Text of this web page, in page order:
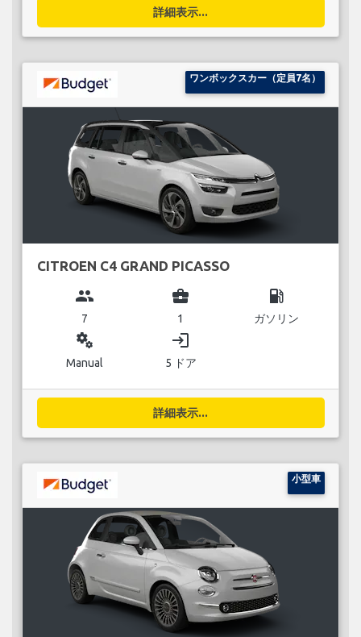
詳細表示...
ワンボックスカー（定員7名）
CITROEN C4 GRAND PICASSO
group
7
business_center
1
local_gas_station
ガソリン
miscellaneous_services
Manual
login
5 ドア
詳細表示...
小型車